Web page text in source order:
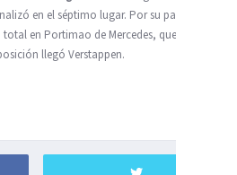
en el séptimo lugar. Por su parte, el
en Portimao de Mercedes, que
llegó Verstappen.